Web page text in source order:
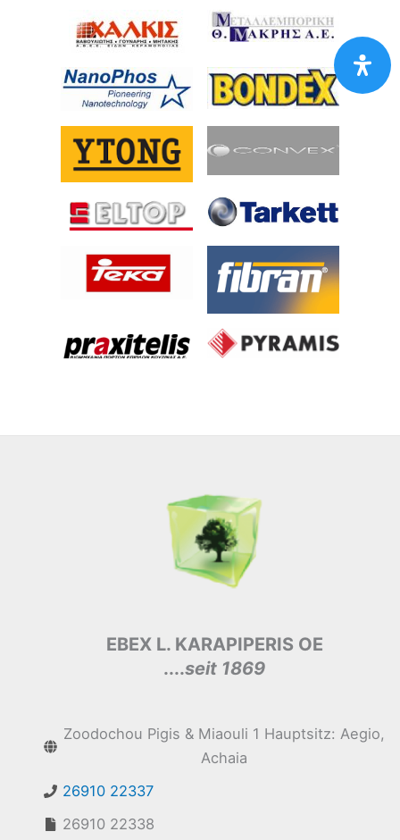
EBEX L. KARAPIPERIS OE
....seit 1869
Zoodochou Pigis & Miaouli 1 Hauptsitz: Aegio,
Achaia
26910 22337
26910 22338